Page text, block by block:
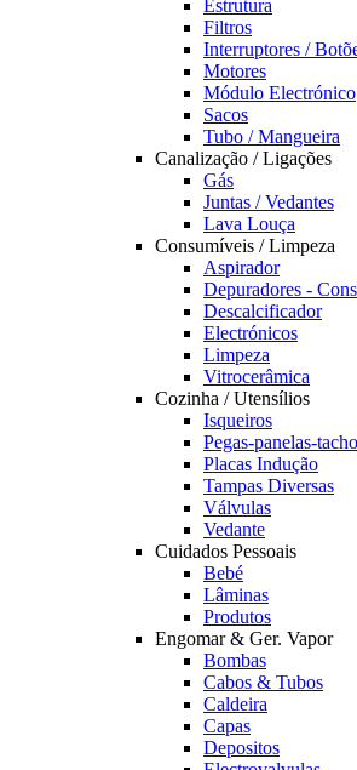
Estrutura
Filtros
Interruptores /
Motores
Módulo Electrónico
Sacos
Tubo / Mangueira
Canalização / Ligações
Gás
Juntas / Vedantes
Lava Louça
Consumíveis / Limpeza
Aspirador
Depuradores -
Descalcificador
Electrónicos
Limpeza
Vitrocerâmica
Cozinha / Utensílios
Isqueiros
Pegas-panelas-
Placas Indução
Tampas Diversas
Válvulas
Vedante
Cuidados Pessoais
Bebé
Lâminas
Produtos
Engomar & Ger. Vapor
Bombas
Cabos & Tubos
Caldeira
Capas
Depositos